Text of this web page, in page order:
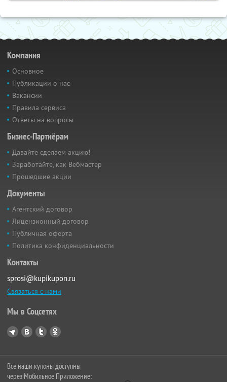
Компания
Основное
Публикации о нас
Вакансии
Правила сервиса
Ответы на вопросы
Бизнес-Партнёрам
Давайте сделаем акцию!
Заработайте, как Вебмастер
Прошедшие акции
Документы
Агентский договор
Лицензионный договор
Публичная оферта
Политика конфиденциальности
Контакты
sprosi@kupikupon.ru
Связаться с нами
Мы в Соцсетях
Все наши купоны доступны
через Мобильное Приложение: